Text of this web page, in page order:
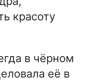
красоту
в чёрном
её в